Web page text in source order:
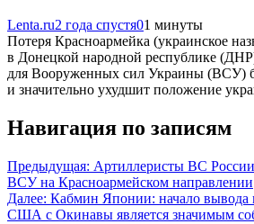
Lenta.ru2 года спустя01 минуты
Потеря Красноармейка (украинское
в Донецкой народной республике
для Вооруженных сил Украины (ВСУ)
и значительно ухудшит положение
Навигация по записям
Предыдущая: Артиллеристы ВС
ВСУ на Красноармейском направлении
Далее: Кабмин Японии: начало вывода
США с Окинавы является значимым